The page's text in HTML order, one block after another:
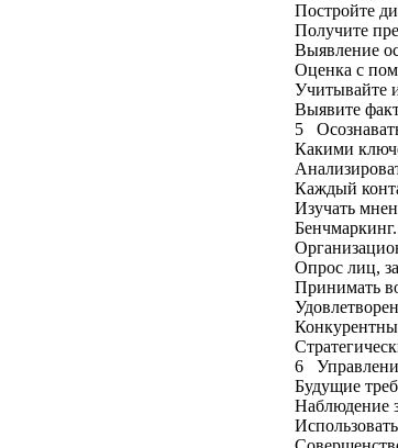
Постройте
Получите
Выявление
Оценка с
Учитывайте
Выявите
5
Какими
Каждый
Изучать
Опрос лиц,
Принимать
6
Будущие
Наблюдение